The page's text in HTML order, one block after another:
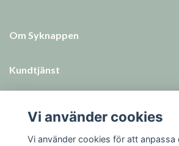
Om Syknappen
Kundtjänst
Sociala medier
Vi använder cookies
Vi använder cookies för att anpassa